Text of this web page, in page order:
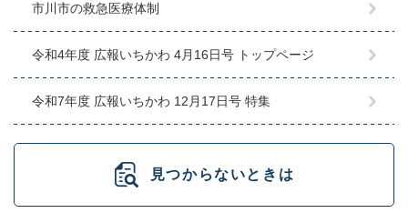
市川市の救急医療体制
令和4年度 広報いちかわ 4月16日号 トップページ
令和7年度 広報いちかわ 12月17日号 特集
見つからないときは